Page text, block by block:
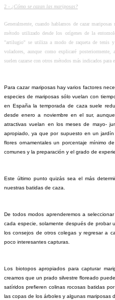
2 - ¿Cómo se cazan las mariposas?
Generalmente, cuando hablamos de cazar
método utilizado desde los orígenes de la
"artilugio" se utiliza a modo de raqueta de tenis
voladores, aunque como explicaré
suelen cazarse con otros métodos más indicados para
Para cazar mariposas hay varios factores
especies de mariposas sólo vuelan con
en España la temporada de caza suele
desde enero a noviembre en el sur,
atractivas vuelan en los meses de mayo-
apropiado, ya que por supuesto en un
flores ornamentales un porcentaje mínimo
comunes y la preparación y el grado de
Este último punto quizás sea el más
nuestras batidas de caza.
De todos modos aprenderemos a
cada especie, solamente después de probar
los consejos de otros colegas y regresar a
poco interesantes capturas.
Los biotopos apropiados para capturar
creamos que un prado silvestre floreado
satíridos prefieren colinas rocosas batidas
las copas de los árboles y algunas mariposas